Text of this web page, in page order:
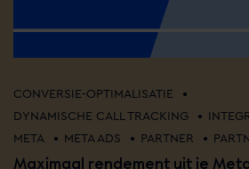
CONVERSIE-OPTIMALISATIE •
DYNAMISCHE CALL TRACKING •
META • META ADS • PARTNER •
Maximaal rendement uit je